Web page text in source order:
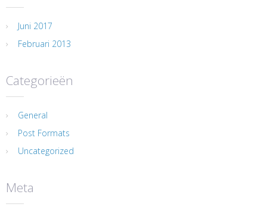
Juni 2017
Februari 2013
Categorieën
General
Post Formats
Uncategorized
Meta